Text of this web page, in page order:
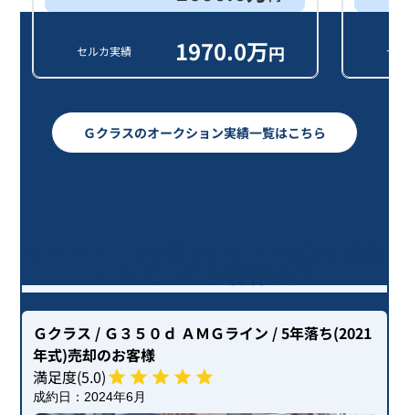
セルカ実績 1970.0万円 セ
Ｇクラスのオークション実績一覧はこちら
Ｇクラス / Ｇ３５０ｄ ＡＭＧライン / 5年落ち(2021
年式)売却のお客様
満足度(5.0)
成約日： 2024年6月